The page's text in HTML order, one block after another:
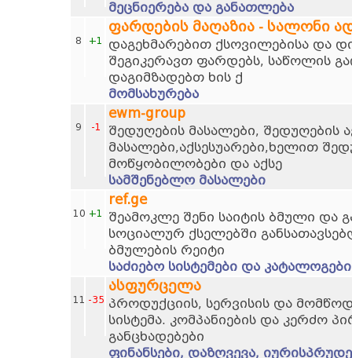
მეცნიერება და განათლება
8 +1
ფარდების მაღაზია - სალონი
დაგეხმარებით ქსოვილებისა და
შეგიკერავთ ფარდებს, საწოლის
დაგიმზადებთ ხის ქ
მომსახურება
9 -1
ewm-group
შედუღების მასალები, შედუღების
მასალები,აქსესუარები,ხელით
მოწყობილობები და აქსე
სამშენებლო მასალები
10 +1
ref.ge
შეამოკლე შენი საიტის ბმული და
სოციალურ ქსელებში
ბმულების რეიტი
საძიებო სისტემები და კატალოგები
11 -35
ასფურცელა
პროდუქციის, სერვისის და
სისტემა. კომპანიების და კერძო
განცხადებები
ფინანსები, დაზღვევა,